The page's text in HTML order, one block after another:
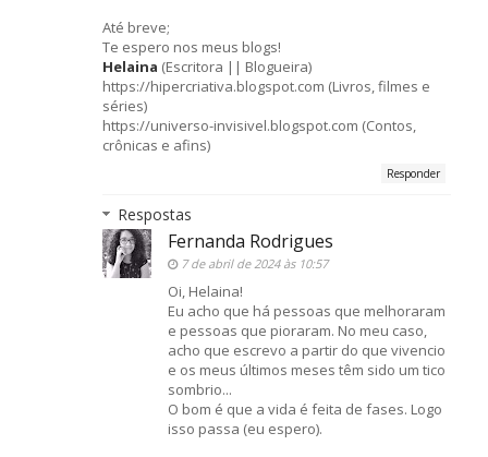
Até breve;
Te espero nos meus blogs!
Helaina (Escritora || Blogueira)
https://hipercriativa.blogspot.com (Livros, filmes e
séries)
https://universo-invisivel.blogspot.com (Contos,
crônicas e afins)
Responder
Respostas
Fernanda Rodrigues
7 de abril de 2024 às 10:57
Oi, Helaina!
Eu acho que há pessoas que melhoraram
e pessoas que pioraram. No meu caso,
acho que escrevo a partir do que vivencio
e os meus últimos meses têm sido um tico
sombrio...
O bom é que a vida é feita de fases. Logo
isso passa (eu espero).